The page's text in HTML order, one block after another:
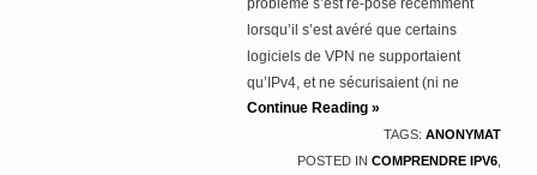
problème s’est re-posé récemment
lorsqu’il s’est avéré que certains
logiciels de VPN ne supportaient
qu’IPv4, et ne sécurisaient (ni ne
bloquaient) IPv6. Ce billet relaie aussi
un commentaire de la même teneur
que j’avais déjà fait en réponse à ce
Continue Reading »
TAGS: ANONYMAT
POSTED IN COMPRENDRE IPV6